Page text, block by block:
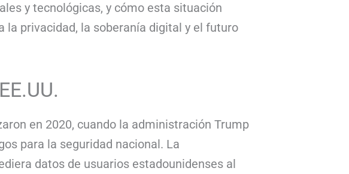
y tecnológicas, y cómo esta situación
la privacidad, la soberanía digital y el futuro
en 2020, cuando la administración Trump
para la seguridad nacional. La
datos de usuarios estadounidenses al